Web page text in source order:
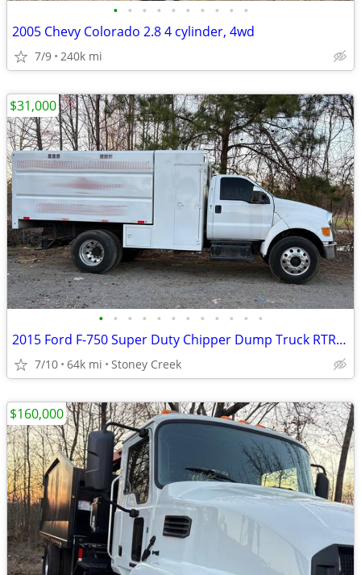
• • • • • • • • • •
2005 Chevy Colorado 2.8 4 cylinder, 4wd
7/9 240k mi
• • • • • • • • • • • •
2015 Ford F-750 Super Duty Chipper Dump Truck RTR# 6023496-01
7/10 64k mi Stoney Creek
$31,000
$160,000